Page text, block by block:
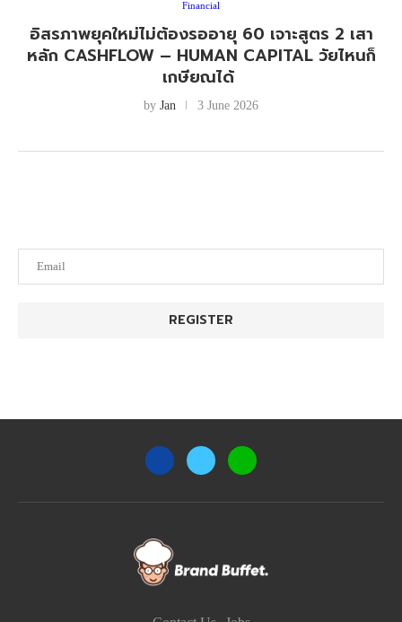
Financial
อิสรภาพยุคใหม่ไม่ต้องรออายุ 60 เจาะสูตร 2 เสา
หลัก CASHFLOW – HUMAN CAPITAL วัยไหนก็
เกษียณได้
by Jan 3 June 2026